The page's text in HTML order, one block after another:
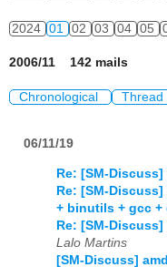
2024 01 02 03 04 05
2006/11 142 mails
Chronological Thread
06/11/19
Re: [SM-
Re: [SM-
+ binutils + gcc +
Re: [SM-
Lalo Martins
[SM-Discuss]